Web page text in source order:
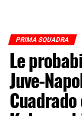
PRIMA SQUADRA
Le
Juve-